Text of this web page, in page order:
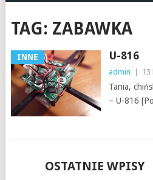
TAG: ZABAWKA
INNE U-816
admin 13
Tania,
– U-816
OSTATNIE WPISY